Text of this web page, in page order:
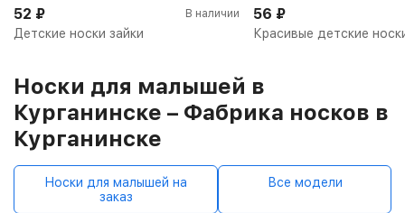
Детские носки зайки
52 ₽ В наличии
Красивые детские
56 ₽
Носки для малышей в
Курганинске – Фабрика носков в
Курганинске
Носки для малышей на
заказ
Все модели